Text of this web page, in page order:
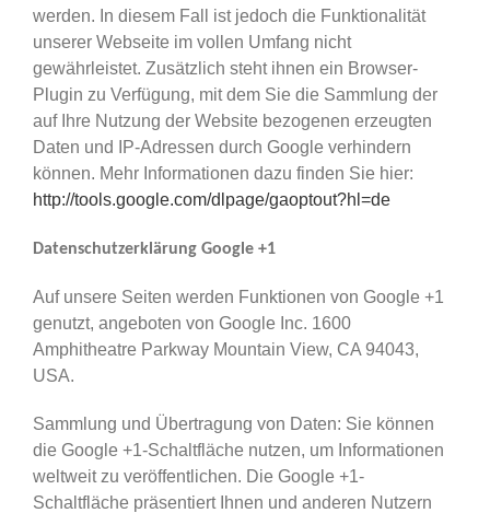
werden. In diesem Fall ist jedoch die Funktionalität
unserer Webseite im vollen Umfang nicht
gewährleistet. Zusätzlich steht ihnen ein Browser-
Plugin zu Verfügung, mit dem Sie die Sammlung der
auf Ihre Nutzung der Website bezogenen erzeugten
Daten und IP-Adressen durch Google verhindern
können. Mehr Informationen dazu finden Sie hier:
http://tools.google.com/dlpage/gaoptout?hl=de
Datenschutzerklärung Google +1
Auf unsere Seiten werden Funktionen von Google +1
genutzt, angeboten von Google Inc. 1600
Amphitheatre Parkway Mountain View, CA 94043,
USA.
Sammlung und Übertragung von Daten: Sie können
die Google +1-Schaltfläche nutzen, um Informationen
weltweit zu veröffentlichen. Die Google +1-
Schaltfläche präsentiert Ihnen und anderen Nutzern